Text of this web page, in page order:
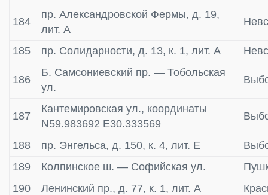
184
пр. Александровской Фермы, д. 19,
лит. А
185 пр. Солидарности, д. 13, к. 1, лит. А
186
Б. Самсониевский пр. — Тобольская
ул.
187
Кантемировская ул., координаты
N59.983692 E30.333569
188 пр. Энгельса, д. 150, к. 4, лит. Е
189
Колпинское ш. — Софийская ул.
190
Ленинский пр., д. 77, к. 1, лит. А